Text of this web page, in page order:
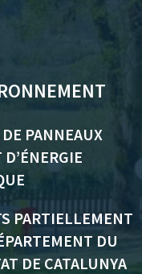
PANNEAUX
PARTIELLEMENT
DU
DE CATALUNYA